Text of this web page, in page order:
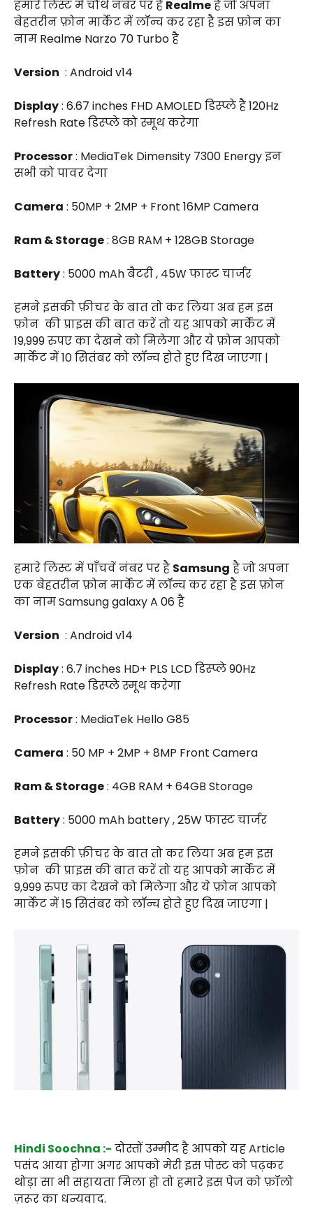
हमारे लिस्ट में चौथे नंबर पर है Realmeहै जो अपना
बेहतरीन फ़ोन मार्केट में लॉन्च कर रहा है इस फ़ोन का
नाम Realme Narzo 70 Turbo है
Version : Android v14
Display: 6.67 inches FHD AMOLED डिस्प्ले है 120Hz
Refresh Rate डिस्प्ले को स्मूथ करेगा
Processor: MediaTek Dimensity 7300 Energy इन
सभी को पावर देगा
Camera : 50MP + 2MP + Front 16MP Camera
Ram & Storage: 8GB RAM + 128GB Storage
Battery: 5000 mAh बैटरी , 45W फास्ट चार्जर
हमने इसकी फ़ीचर के बात तो कर लिया अब हम इस
फ़ोन की प्राइस की बात करें तो यह आपको मार्केट में
₹19,999 रुपए का देखने को मिलेगा और ये फ़ोन आपको
मार्केट में 10 सितंबर को लॉन्च होते हुए दिख जाएगा |
हमारे लिस्ट में पाँचवें नंबर पर है Samsung है जो अपना
एक बेहतरीन फ़ोन मार्केट में लॉन्च कर रहा है इस फ़ोन
का नाम Samsung galaxy A 06 है
Version : Android v14
Display: 6.7 inches HD+ PLS LCD डिस्प्ले 90Hz
Refresh Rate डिस्प्ले स्मूथ करेगा
Processor: MediaTek Hello G85
Camera : 50 MP + 2MP + 8MP Front Camera
Ram & Storage: 4GB RAM + 64GB Storage
Battery: 5000 mAh battery , 25W फास्ट चार्जर
हमने इसकी फ़ीचर के बात तो कर लिया अब हम इस
फ़ोन की प्राइस की बात करें तो यह आपको मार्केट में
₹9,999 रुपए का देखने को मिलेगा और ये फ़ोन आपको
मार्केट में 15 सितंबर को लॉन्च होते हुए दिख जाएगा |
Hindi Soochna :- दोस्तों उम्मीद है आपको यह Article
पसंद आया होगा अगर आपको मेरी इस पोस्ट को पढ़कर
थोड़ा सा भी सहायता मिला हो तो हमारे इस पेज को फ़ॉलो
ज़रूर का धन्यवाद.